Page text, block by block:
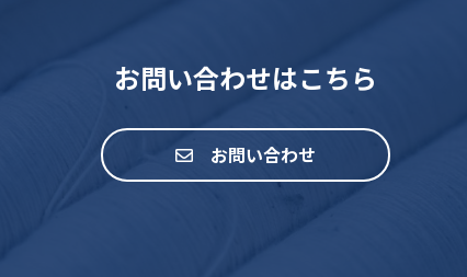
お問い合わせはこちら
お問い合わせ